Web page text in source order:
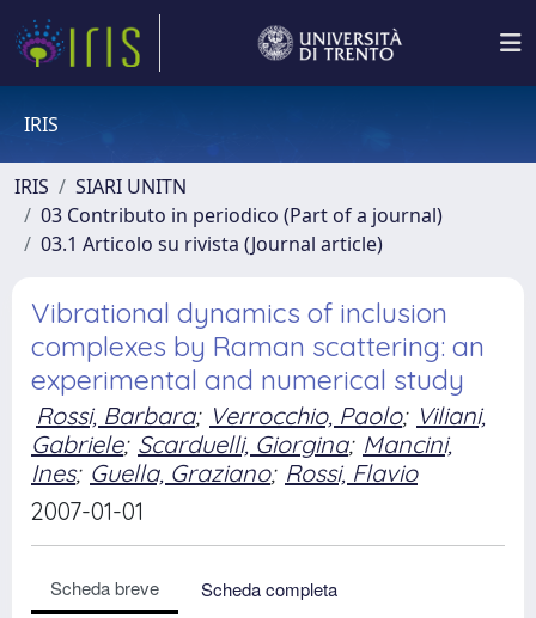
IRIS
IRIS
SIARI UNITN
03 Contributo in periodico (Part of a journal)
03.1 Articolo su rivista (Journal article)
Vibrational dynamics of inclusion
complexes by Raman scattering: an
experimental and numerical study
Rossi, Barbara; Verrocchio, Paolo; Viliani,
Gabriele; Scarduelli, Giorgina; Mancini,
Ines; Guella, Graziano; Rossi, Flavio
2007-01-01
Scheda breve
Scheda completa